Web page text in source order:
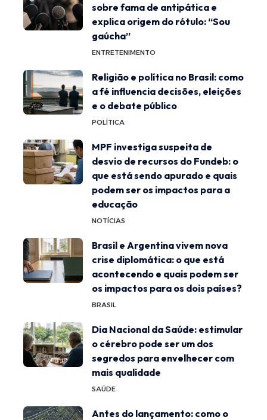
sobre fama de antipática e
explica origem do rótulo: “Sou
gaúcha”
ENTRETENIMENTO
Religião e política no Brasil: como
a fé influencia decisões, eleições
e o debate público
POLÍTICA
MPF investiga suspeita de
desvio de recursos do Fundeb: o
que está sendo apurado e quais
podem ser os impactos para a
educação
NOTÍCIAS
Brasil e Argentina vivem nova
crise diplomática: o que está
acontecendo e quais podem ser
os impactos para os dois países?
BRASIL
Dia Nacional da Saúde: estimular
o cérebro pode ser um dos
segredos para envelhecer com
mais qualidade
SAÚDE
Antes do lançamento: como o